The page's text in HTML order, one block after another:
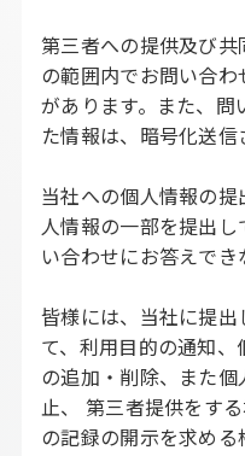
第三者への提供及び
の範囲内でお問い合
があります。また、
た情報は、暗号化送信
当社への個人情報の
人情報の一部を提出
い合わせにお答えでき
皆様には、当社に提
て、利用目的の通知
の追加・削除、また
止、 第三者提供をす
の記録の開示を求め